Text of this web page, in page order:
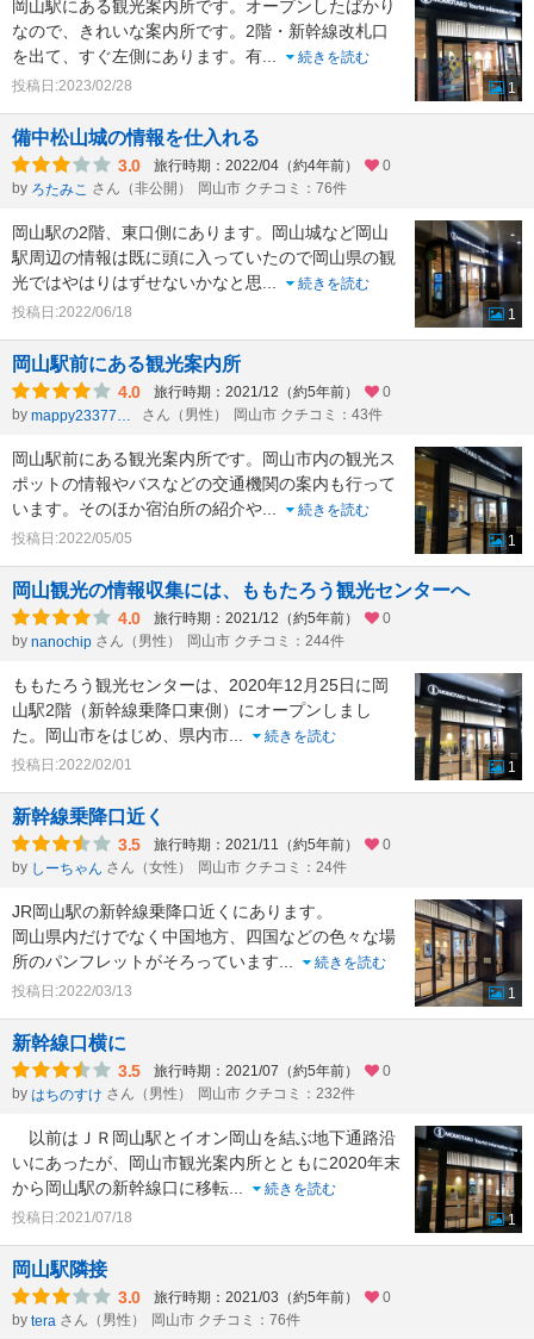
岡山駅にある観光案内所です。オープンしたばかり
なので、きれいな案内所です。2階・新幹線改札口
を出て、すぐ左側にあります。有...
続きを読む
投稿日:2023/02/28
1
備中松山城の情報を仕入れる
3.0 旅行時期：2022/04（約4年前）
0
by ろたみこ さん（非公開） 岡山市 クチコミ：76件
岡山駅の2階、東口側にあります。岡山城など岡山
駅周辺の情報は既に頭に入っていたので岡山県の観
光ではやはりはずせないかなと思...
続きを読む
投稿日:2022/06/18
1
岡山駅前にある観光案内所
4.0 旅行時期：2021/12（約5年前）
0
by
mappy23377803 さん（男性） 岡山市 クチコミ：43件
岡山駅前にある観光案内所です。岡山市内の観光ス
ポットの情報やバスなどの交通機関の案内も行って
います。そのほか宿泊所の紹介や...
続きを読む
投稿日:2022/05/05
1
岡山観光の情報収集には、ももたろう観光センターへ
4.0 旅行時期：2021/12（約5年前）
0
by nanochip さん（男性） 岡山市 クチコミ：244件
ももたろう観光センターは、2020年12月25日に岡
山駅2階（新幹線乗降口東側）にオープンしまし
た。岡山市をはじめ、県内市...
続きを読む
投稿日:2022/02/01
1
新幹線乗降口近く
3.5 旅行時期：2021/11（約5年前）
0
by しーちゃん さん（女性） 岡山市 クチコミ：24件
JR岡山駅の新幹線乗降口近くにあります。
岡山県内だけでなく中国地方、四国などの色々な場
所のパンフレットがそろっています...
続きを読む
投稿日:2022/03/13
1
新幹線口横に
3.5 旅行時期：2021/07（約5年前）
0
by はちのすけ さん（男性） 岡山市 クチコミ：232件
以前はＪＲ岡山駅とイオン岡山を結ぶ地下通路沿
いにあったが、岡山市観光案内所とともに2020年末
から岡山駅の新幹線口に移転...
続きを読む
投稿日:2021/07/18
1
岡山駅隣接
3.0 旅行時期：2021/03（約5年前）
0
by tera さん（男性） 岡山市 クチコミ：76件